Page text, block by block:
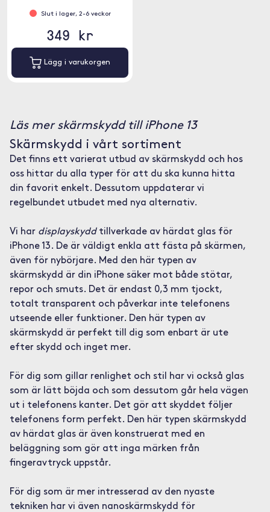
Slut i lager, 2-6 veckor
349 kr
Lägg i varukorgen
Läs mer skärmskydd till iPhone 13
Skärmskydd i vårt sortiment
Det finns ett varierat utbud av skärmskydd och hos
oss hittar du alla typer för att du ska kunna hitta
din favorit enkelt. Dessutom uppdaterar vi
regelbundet utbudet med nya alternativ.
Vi har displayskyddtillverkade av härdat glas för
iPhone 13. De är väldigt enkla att fästa på skärmen,
även för nybörjare. Med den här typen av
skärmskydd är din iPhone säker mot både stötar,
repor och smuts. Det är endast 0,3 mm tjockt,
totalt transparent och påverkar inte telefonens
utseende eller funktioner. Den här typen av
skärmskydd är perfekt till dig som enbart är ute
efter skydd och inget mer.
För dig som gillar renlighet och stil har vi också glas
som är lätt böjda och som dessutom går hela vägen
ut i telefonens kanter. Det gör att skyddet följer
telefonens form perfekt. Den här typen skärmskydd
av härdat glas är även konstruerat med en
beläggning som gör att inga märken från
fingeravtryck uppstår.
För dig som är mer intresserad av den nyaste
tekniken har vi även nanoskärmskydd för